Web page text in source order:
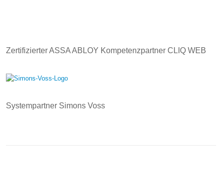
Zertifizierter ASSA ABLOY Kompetenzpartner CLIQ WEB
Systempartner Simons Voss